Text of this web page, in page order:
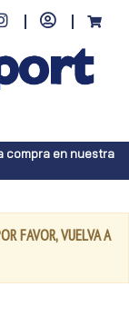
compra en nuestra
FAVOR, VUELVA A